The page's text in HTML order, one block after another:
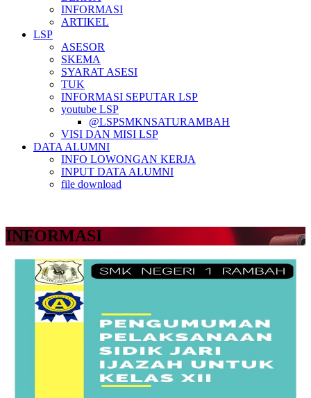
INFORMASI
ARTIKEL
LSP
ASESOR
SKEMA
SYARAT ASESI
TUK
INFORMASI SEPUTAR LSP
youtube LSP
@LSPSMKNSATURAMBAH
VISI DAN MISI LSP
DATA ALUMNI
INFO LOWONGAN KERJA
INPUT DATA ALUMNI
file download
INFORMASI